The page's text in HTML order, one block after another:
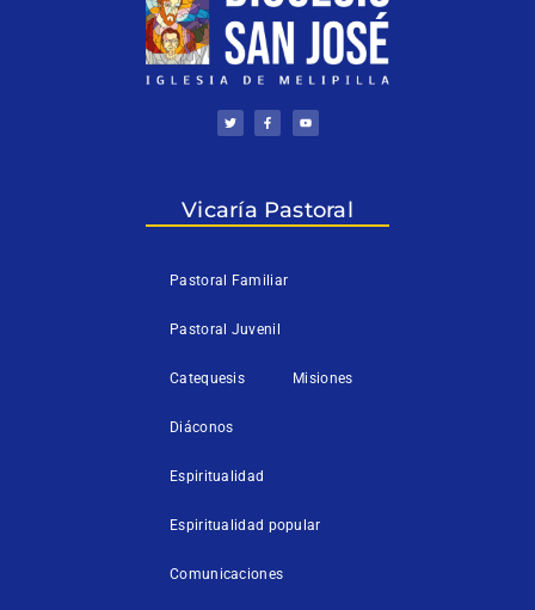
T
w
i
F
a
c
-
f
Y
o
u
Vicaría Pastoral
Pastoral Familiar
Pastoral Juvenil
Catequesis Misiones
Diáconos
Espiritualidad
Espiritualidad popular
Comunicaciones